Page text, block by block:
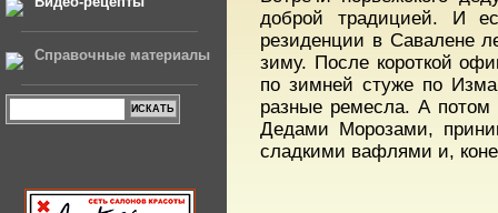
Справочные материалы
доброй традицией. И
резиденции в Савалене
зиму. После короткой
по зимней стуже по
разные ремесла. А потом
Дедами Морозами,
сладкими вафлями и,